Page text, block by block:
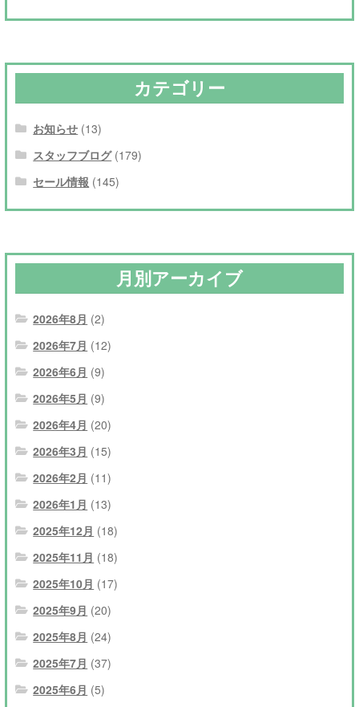
カテゴリー
お知らせ (13)
スタッフブログ(179)
セール情報 (145)
月別アーカイブ
2026年8月 (2)
2026年7月 (12)
2026年6月 (9)
2026年5月 (9)
2026年4月 (20)
2026年3月 (15)
2026年2月 (11)
2026年1月 (13)
2025年12月 (18)
2025年11月 (18)
2025年10月 (17)
2025年9月 (20)
2025年8月 (24)
2025年7月 (37)
2025年6月 (5)